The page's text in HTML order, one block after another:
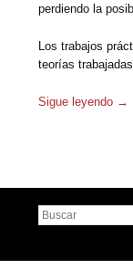
perdiendo la
Los trabajos
teorías trabajadas.
Sigue leyendo →
Buscar